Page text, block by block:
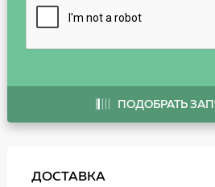
ПОДОБРАТЬ
ДОСТАВКА